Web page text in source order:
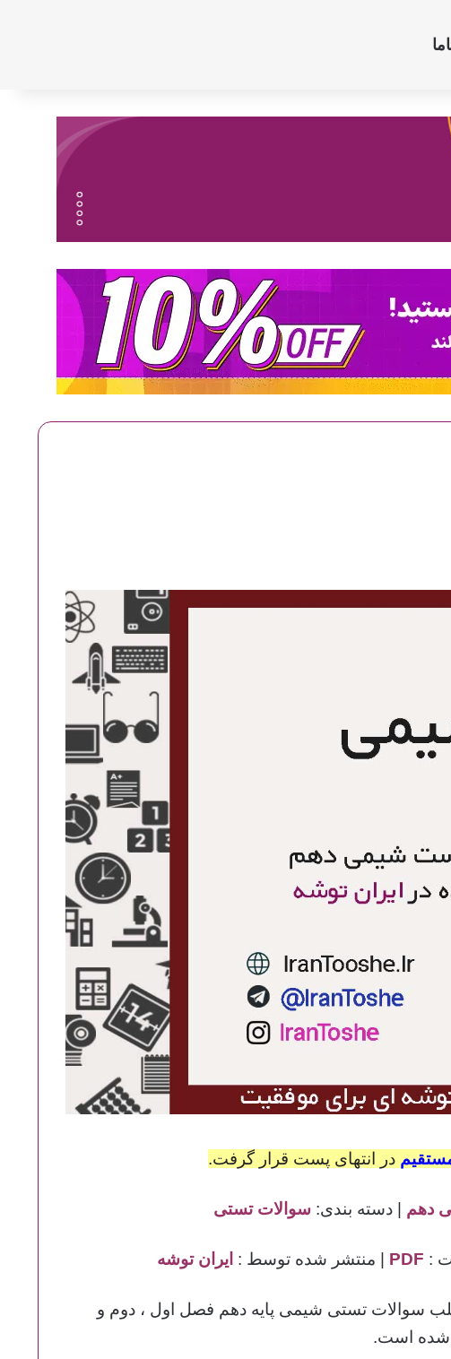
در انتهای پست قرار گرفت.
دهم | دسته بندی: سوالات تستی
: | منتشر شده توسط : ایران توشه
سوالات تستی شیمی پایه دهم فصل اول ، دوم و
شده است.